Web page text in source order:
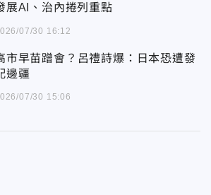
展AI、治內捲列重點
07/30 16:12
市早苗蹭會？呂禮詩爆：日本恐遭發
邊疆
07/30 15:06